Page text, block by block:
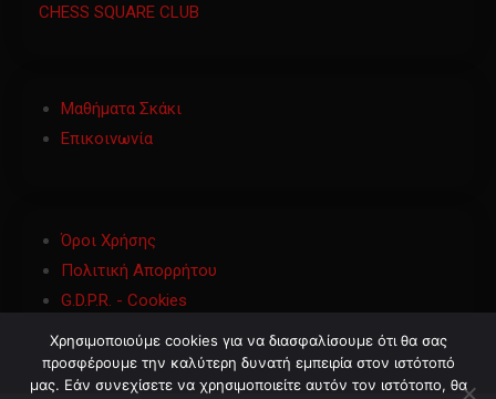
CHESS SQUARE CLUB
Μαθήματα Σκάκι
Επικοινωνία
Όροι Χρήσης
Πολιτική Απορρήτου
G.D.P.R. - Cookies
Χρησιμοποιούμε cookies για να διασφαλίσουμε ότι θα σας
προσφέρουμε την καλύτερη δυνατή εμπειρία στον ιστότοπό
μας. Εάν συνεχίσετε να χρησιμοποιείτε αυτόν τον ιστότοπο, θα